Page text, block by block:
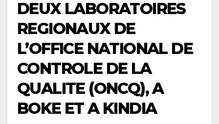
DEUX LABORATOIRES
REGIONAUX DE
L’OFFICE NATIONAL DE
CONTROLE DE LA
QUALITE (ONCQ), A
BOKE ET A KINDIA